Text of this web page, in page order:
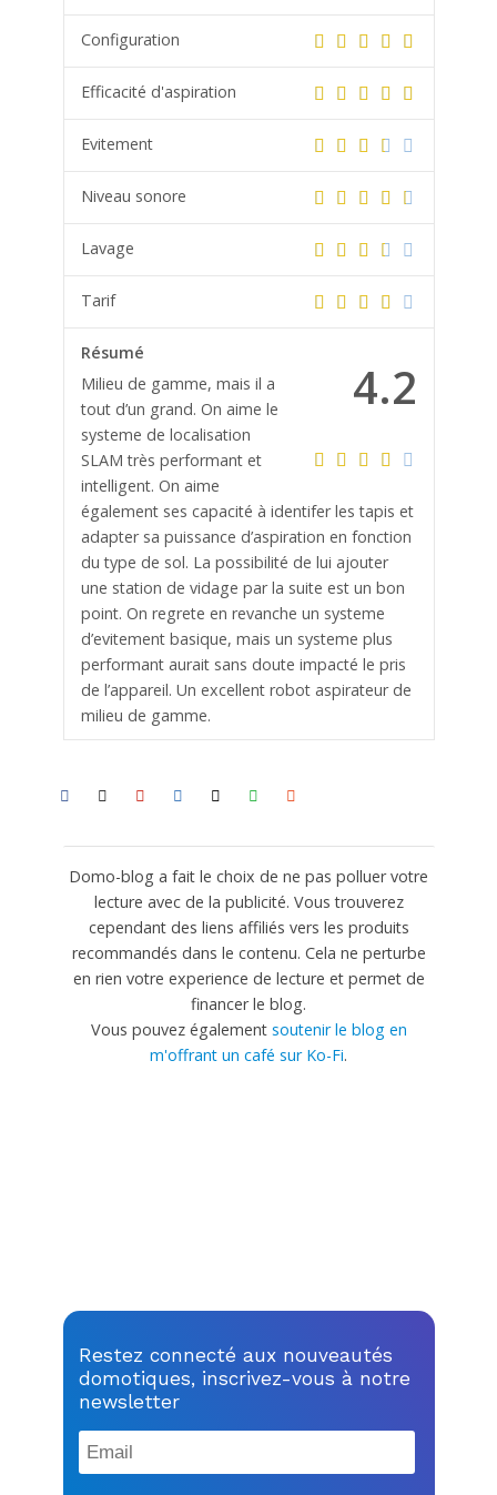
Configuration
Efficacité d'aspiration
Evitement
Niveau sonore
Lavage
Tarif
4.2
Résumé
Milieu de gamme, mais il a
tout d’un grand. On aime le
systeme de localisation
SLAM très performant et
intelligent. On aime
également ses capacité à identifer les tapis et
adapter sa puissance d’aspiration en fonction
du type de sol. La possibilité de lui ajouter
une station de vidage par la suite est un bon
point. On regrete en revanche un systeme
d’evitement basique, mais un systeme plus
performant aurait sans doute impacté le pris
de l’appareil. Un excellent robot aspirateur de
milieu de gamme.
Domo-blog a fait le choix de ne pas polluer votre
lecture avec de la publicité. Vous trouverez
cependant des liens affiliés vers les produits
recommandés dans le contenu. Cela ne perturbe
en rien votre experience de lecture et permet de
financer le blog.
Vous pouvez également soutenir le blog en
m'offrant un café sur Ko-Fi.
Restez connecté aux nouveautés
domotiques, inscrivez-vous à notre
newsletter